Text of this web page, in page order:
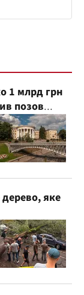
1 млрд грн
позов
яке